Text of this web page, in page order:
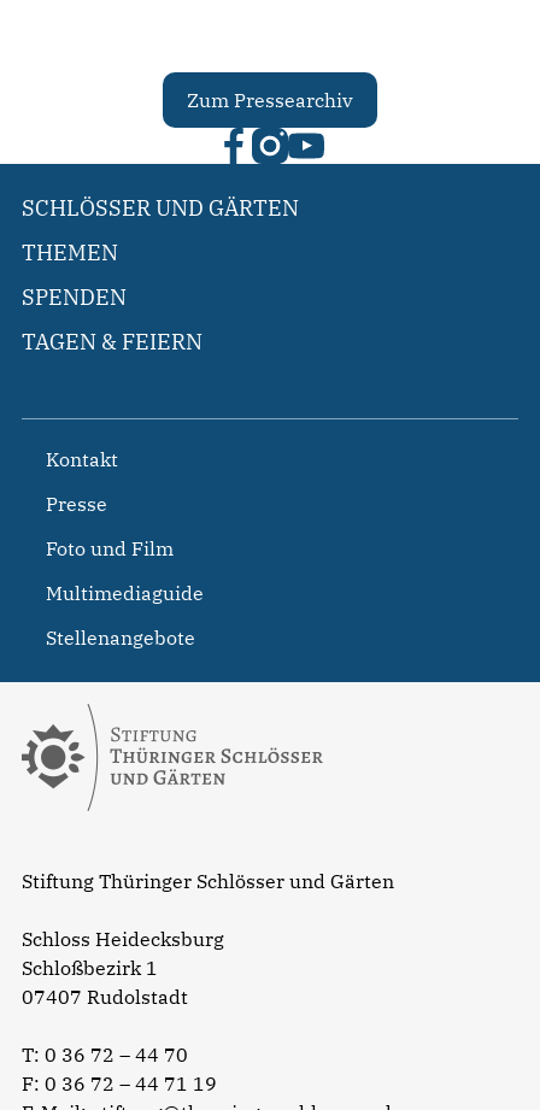
Zum Pressearchiv
Stiftung Thüringer Schlösser und Gärten
Schloss Heidecksburg
Schloßbezirk 1
07407 Rudolstadt
T: 0 36 72 – 44 70
F: 0 36 72 – 44 71 19
SCHLÖSSER UND GÄRTEN
THEMEN
SPENDEN
TAGEN & FEIERN
Kontakt
Presse
Foto und Film
Multimediaguide
Stellenangebote